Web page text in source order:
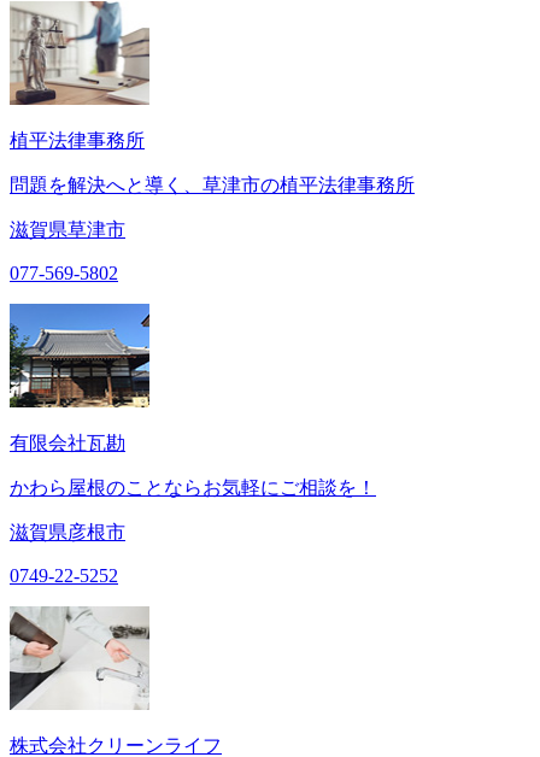
植平法律事務所
問題を解決へと導く、草津市の植平法律事務所
滋賀県草津市
077-569-5802
有限会社瓦勘
かわら屋根のことならお気軽にご相談を！
滋賀県彦根市
0749-22-5252
株式会社クリーンライフ